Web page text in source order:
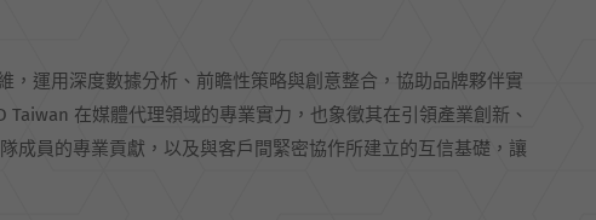
，運用深度數據分析、前瞻性策略與創意整合，協助品牌夥伴實
在媒體代理領域的專業實力，也象徵其在引領產業創新、
成員的專業貢獻，以及與客戶間緊密協作所建立的互信基礎，讓